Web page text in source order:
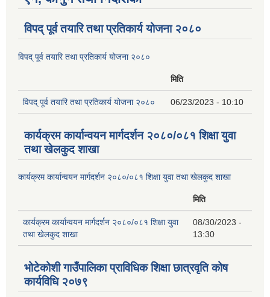
विपद् पूर्व तयारि तथा प्रतिकार्य योजना २०८०
विपद् पूर्व तयारि तथा प्रतिकार्य योजना २०८०
मिति
विपद् पूर्व तयारि तथा प्रतिकार्य योजना २०८० 06/23/2023 - 10:10
कार्यक्रम कार्यान्वयन मार्गदर्शन २०८०/०८१ शिक्षा युवा
तथा खेलकुद शाखा
कार्यक्रम कार्यान्वयन मार्गदर्शन २०८०/०८१ शिक्षा युवा तथा खेलकुद शाखा
मिति
कार्यक्रम कार्यान्वयन मार्गदर्शन २०८०/०८१ शिक्षा युवा
तथा खेलकुद शाखा
08/30/2023 -
13:30
भोटेकोशी गाउँपालिका प्राविधिक शिक्षा छात्रवृति कोष
कार्यविधि २०७९